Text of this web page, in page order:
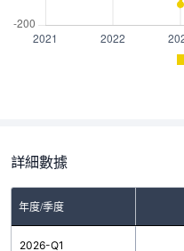
詳細數據
年度/季度
2026-Q1